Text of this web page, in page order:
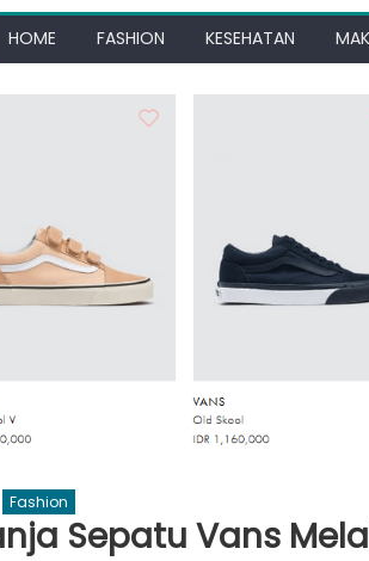
HOME FASHION KESEHATAN
Fashion
Sepatu Vans